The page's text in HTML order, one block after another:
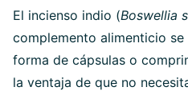
El incienso indio (Boswellia
complemento alimenticio
forma de cápsulas o
la ventaja de que no